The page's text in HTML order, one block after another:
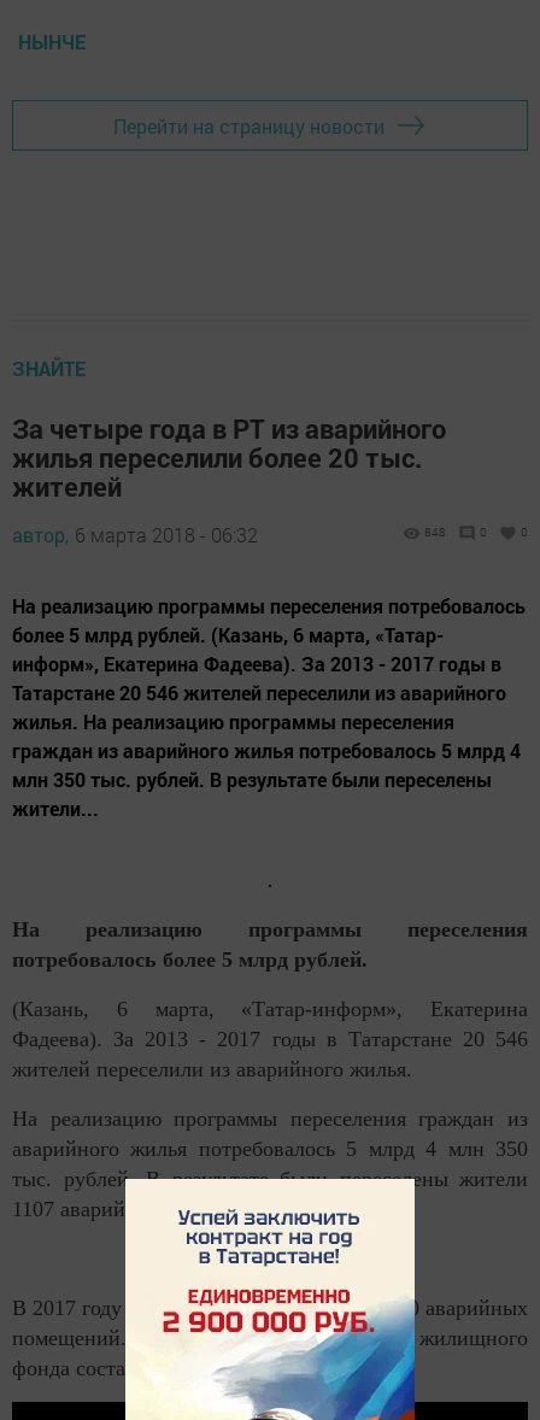
НЫНЧЕ
Перейти на страницу новости
ЗНАЙТЕ
За четыре года в РТ из аварийного
жилья переселили более 20 тыс.
жителей
автор, 6 марта 2018 - 06:32 848 0 0
На реализацию программы переселения потребовалось
более 5 млрд рублей. (Казань, 6 марта, «Татар-
информ», Екатерина Фадеева). За 2013 - 2017 годы в
Татарстане 20 546 жителей переселили из аварийного
жилья. На реализацию программы переселения
граждан из аварийного жилья потребовалось 5 млрд 4
млн 350 тыс. рублей. В результате были переселены
жители...
На реализацию программы переселения
потребовалось более 5 млрд рублей.
(Казань, 6 марта, «Татар-информ», Екатерина
Фадеева). За 2013 - 2017 годы в Татарстане 20 546
жителей переселили из аварийного жилья.
На реализацию программы переселения граждан из
аварийного жилья потребовалось 5 млрд 4 млн 350
тыс. рублей. В результате были переселены жители
1107 аварийных домов.
В 2017 году 749 человек переселили из 290 аварийных
помещений. Общая площадь аварийного жилищного
фонда составила 10,72 тыс. кв. м.